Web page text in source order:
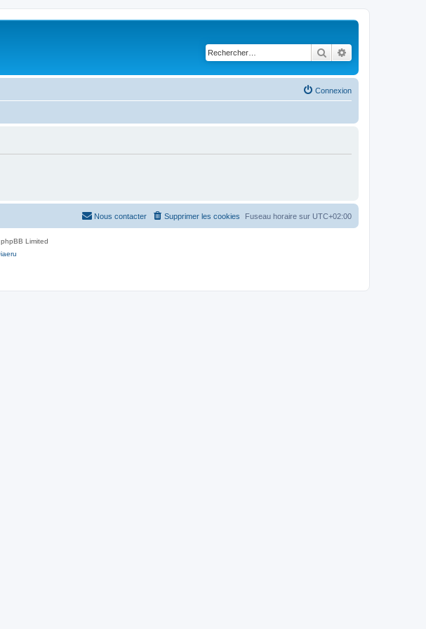
Rechercher
Connexion
Fuseau horaire sur UTC+02:00
Supprimer les cookies
Nous contacter
Limited